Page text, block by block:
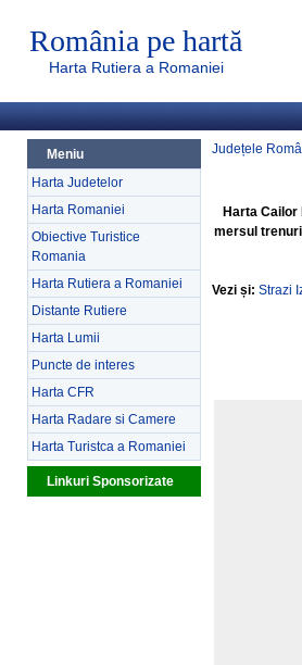
România pe hartă
Harta Rutiera a Romaniei
Meniu
Harta Judetelor
Harta Romaniei
Obiective Turistice
Romania
Harta Rutiera a Romaniei
Distante Rutiere
Harta Lumii
Puncte de interes
Harta CFR
Harta Radare si Camere
Harta Turistca a Romaniei
Linkuri Sponsorizate
Județele
Harta Cailor
mersul
Vezi și: Strazi